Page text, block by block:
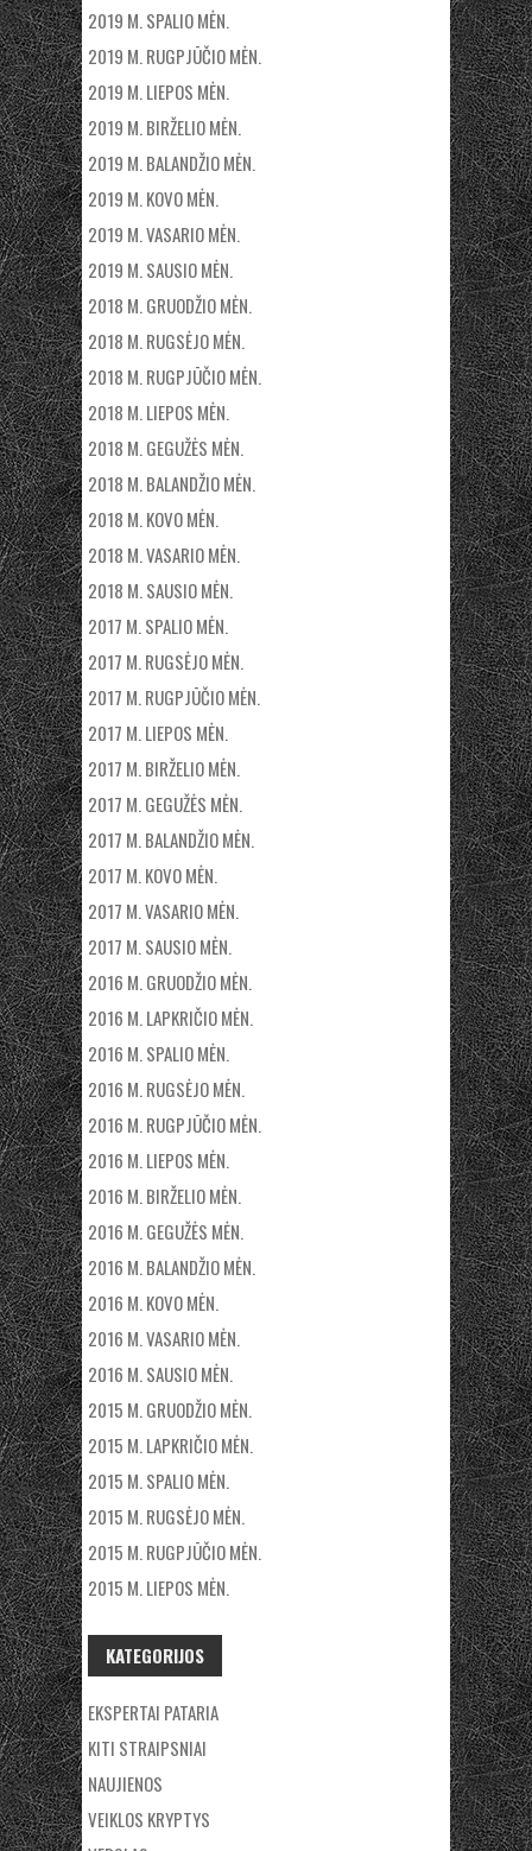
2019 M. SPALIO MĖN.
2019 M. RUGPJŪČIO MĖN.
2019 M. LIEPOS MĖN.
2019 M. BIRŽELIO MĖN.
2019 M. BALANDŽIO MĖN.
2019 M. KOVO MĖN.
2019 M. VASARIO MĖN.
2019 M. SAUSIO MĖN.
2018 M. GRUODŽIO MĖN.
2018 M. RUGSĖJO MĖN.
2018 M. RUGPJŪČIO MĖN.
2018 M. LIEPOS MĖN.
2018 M. GEGUŽĖS MĖN.
2018 M. BALANDŽIO MĖN.
2018 M. KOVO MĖN.
2018 M. VASARIO MĖN.
2018 M. SAUSIO MĖN.
2017 M. SPALIO MĖN.
2017 M. RUGSĖJO MĖN.
2017 M. RUGPJŪČIO MĖN.
2017 M. LIEPOS MĖN.
2017 M. BIRŽELIO MĖN.
2017 M. GEGUŽĖS MĖN.
2017 M. BALANDŽIO MĖN.
2017 M. KOVO MĖN.
2017 M. VASARIO MĖN.
2017 M. SAUSIO MĖN.
2016 M. GRUODŽIO MĖN.
2016 M. LAPKRIČIO MĖN.
2016 M. SPALIO MĖN.
2016 M. RUGSĖJO MĖN.
2016 M. RUGPJŪČIO MĖN.
2016 M. LIEPOS MĖN.
2016 M. BIRŽELIO MĖN.
2016 M. GEGUŽĖS MĖN.
2016 M. BALANDŽIO MĖN.
2016 M. KOVO MĖN.
2016 M. VASARIO MĖN.
2016 M. SAUSIO MĖN.
2015 M. GRUODŽIO MĖN.
2015 M. LAPKRIČIO MĖN.
2015 M. SPALIO MĖN.
2015 M. RUGSĖJO MĖN.
2015 M. RUGPJŪČIO MĖN.
2015 M. LIEPOS MĖN.
KATEGORIJOS
EKSPERTAI PATARIA
KITI STRAIPSNIAI
NAUJIENOS
VEIKLOS KRYPTYS